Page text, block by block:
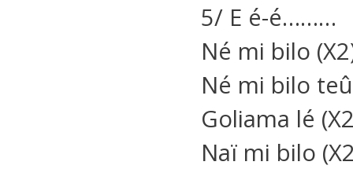
5/ E é-é………
Né mi bilo
Né mi bilo
Goliama lé
Naï mi bilo